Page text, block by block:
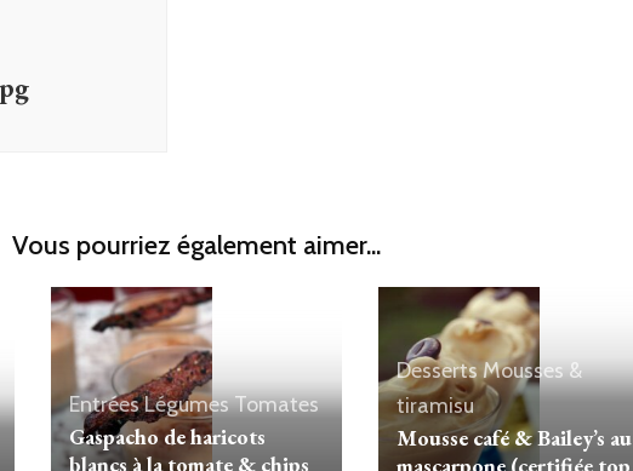
Vous pourriez également aimer...
EntréesLégumesTomates
Gaspacho de haricots
blancs à la tomate & chips
Desserts Mousses &
tiramisu
Mousse café & Bailey’s au
mascarpone (certifiée top